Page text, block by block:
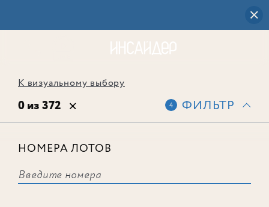
К визуальному выбору
0 из 372 4 ФИЛЬТР
НОМЕРА ЛОТОВ
соответствует ни одного лота